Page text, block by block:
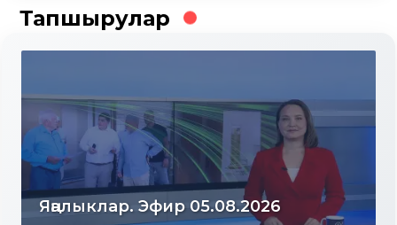
Тапшырулар
Яңалыклар. Эфир 04.08.2026